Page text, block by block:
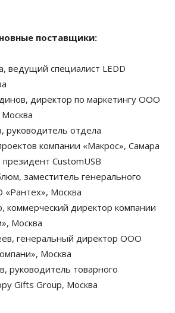
поставщики:
ведущий специалист LEDD
директор по маркетингу ООО
руководитель отдела
компании «Макрос», Самара
президент CustomUSB
заместитель генерального
Москва
коммерческий директор компании
Москва
генеральный директор ООО
Москва
руководитель товарного
Gifts Group, Москва